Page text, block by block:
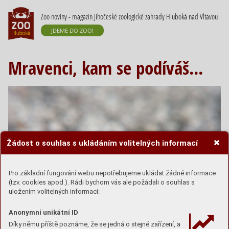
Žádost o souhlas s ukládáním volitelných informací
Pro základní fungování webu nepotřebujeme ukládat žádné informace
(tzv. cookies apod.). Rádi bychom vás ale požádali o souhlas s
uložením volitelných informací:
Anonymní unikátní ID
Díky němu příště poznáme, že se jedná o stejné zařízení, a
Zoo noviny - magazín Jihočeské zoologické zahrady Hluboká nad Vltavou
JDEME DO ZOO!
Mravenci, kam se podíváš...